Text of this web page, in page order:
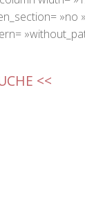
»no
<<